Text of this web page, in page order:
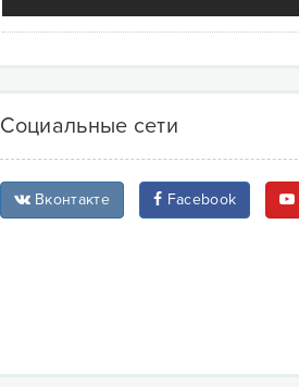
Социальные сети
Вконтакте Facebook